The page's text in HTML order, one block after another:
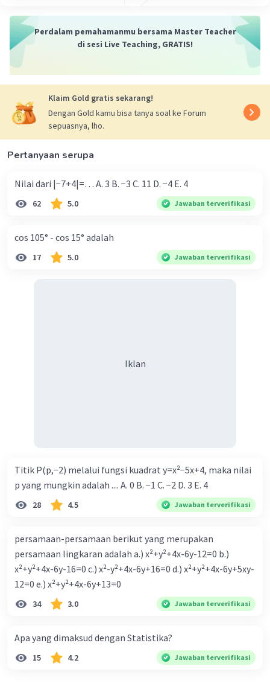
Perdalam pemahamanmu bersama Master Teacher
di sesi Live Teaching, GRATIS!
Klaim Gold gratis sekarang!
Dengan Gold kamu bisa tanya soal ke Forum
sepuasnya, lho.
Pertanyaan serupa
Nilai dari |−7+4|=… A. 3 B. −3 C. 11 D. −4 E. 4
62 5.0 Jawaban terverifikasi
cos 105° - cos 15° adalah
17 5.0 Jawaban terverifikasi
Iklan
Titik P(p,−2) melalui fungsi kuadrat y=x²−5x+4, maka nilai
p yang mungkin adalah .... A. 0 B. −1 C. −2 D. 3 E. 4
28 4.5 Jawaban terverifikasi
persamaan-persamaan berikut yang merupakan
persamaan lingkaran adalah a.) x²+y²+4x-6y-12=0 b.)
x²+y²+4x-6y-16=0 c.) x²-y²+4x-6y+16=0 d.) x²+y²+4x-6y+5xy-
12=0 e.) x²+y²+4x-6y+13=0
34 3.0 Jawaban terverifikasi
Apa yang dimaksud dengan Statistika?
15 4.2 Jawaban terverifikasi